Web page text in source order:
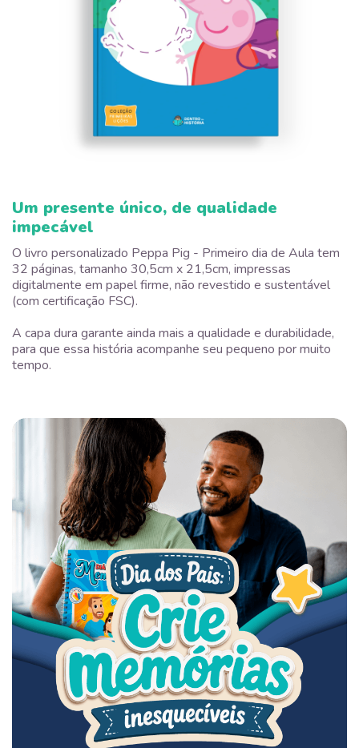
Um presente único, de qualidade
impecável
O livro personalizado Peppa Pig - Primeiro dia de Aula tem
32 páginas, tamanho 30,5cm x 21,5cm, impressas
digitalmente em papel firme, não revestido e sustentável
(com certificação FSC).
A capa dura garante ainda mais a qualidade e durabilidade,
para que essa história acompanhe seu pequeno por muito
tempo.